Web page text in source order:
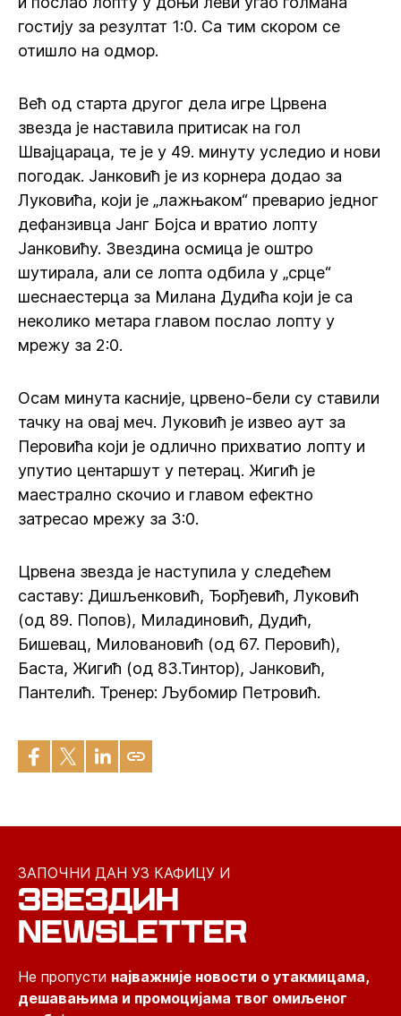
гостију за резултат 1:0. Са тим скором се
отишло на одмор.
Већ од старта другог дела игре Црвена
звезда је наставила притисак на гол
Швајцараца, те је у 49. минуту уследио и нови
погодак. Јанковић је из корнера додао за
Луковића, који је „лажњаком“ преварио једног
дефанзивца Јанг Бојса и вратио лопту
Јанковићу. Звездина осмица је оштро
шутирала, али се лопта одбила у „срце“
шеснаестерца за Милана Дудића који је са
неколико метара главом послао лопту у
мрежу за 2:0.
Осам минута касније, црвено-бели су ставили
тачку на овај меч. Луковић је извео аут за
Перовића који је одлично прихватио лопту и
упутио центаршут у петерац. Жигић је
маестрално скочио и главом ефектно
затресао мрежу за 3:0.
Црвена звезда је наступила у следећем
саставу: Дишљенковић, Ђорђевић, Луковић
(од 89. Попов), Миладиновић, Дудић,
Бишевац, Миловановић (од 67. Перовић),
Баста, Жигић (од 83.Тинтор), Јанковић,
Пантелић. Тренер: Љубомир Петровић.
ЗАПОЧНИ ДАН УЗ КАФИЦУ И
ЗВЕЗДИН
NEWSLETTER
Не пропусти најважније новости о утакмицама,
дешавањима и промоцијама твог омиљеног